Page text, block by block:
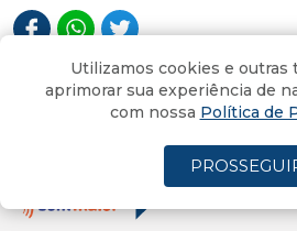
O delegado Ulisses Gabriel
começo da noite deste
com o governador Jorginho
licenciado ao partido.
Utilizamos cookies e outras
aprimorar sua experiência de
com nossa Política de